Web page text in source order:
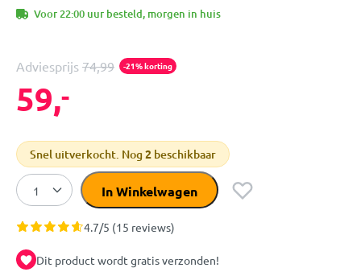
Voor 22:00 uur besteld, morgen in huis
Adviesprijs 74,99 -21% korting
59,-
Snel uitverkocht. Nog2 beschikbaar
In Winkelwagen
4.7/5 (15 reviews)
Dit product wordt gratis verzonden!